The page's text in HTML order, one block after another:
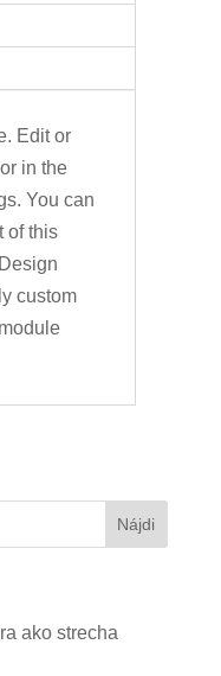
Edit or
in the
You can
of this
custom
ako strecha